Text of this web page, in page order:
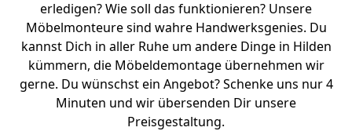
erledigen? Wie soll das funktionieren? Unsere
Möbelmonteure sind wahre Handwerksgenies. Du
kannst Dich in aller Ruhe um andere Dinge in Hilden
kümmern, die Möbeldemontage übernehmen wir
gerne. Du wünschst ein Angebot? Schenke uns nur 4
Minuten und wir übersenden Dir unsere
Preisgestaltung.